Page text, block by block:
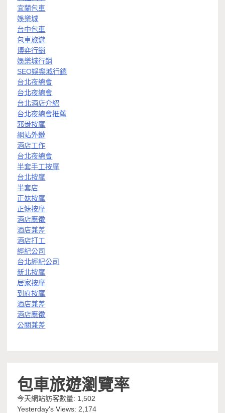
宜蘭包車
娛樂城
台中包車
包車旅遊
博弈行銷
娛樂城行銷
SEO娛樂城行銷
台北夜總會
台北夜總會
台北酒店介紹
台北夜總會推薦
邪骨按摩
網站外鏈
酒店工作
台北夜總會
半套手工按摩
台北按摩
半套店
正妹按摩
正妹按摩
酒店應徵
酒店兼差
酒店打工
經紀公司
台北經紀公司
新北按摩
居家按摩
到府按摩
酒店兼差
酒店應徵
公關兼差
包車旅遊瀏覽率
今天網站訪客數量: 1,502
Yesterday's Views: 2,174